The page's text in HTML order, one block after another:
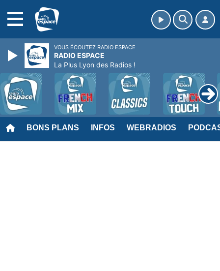
BONS PLANS INFOS WEBRADIOS
VOUS ÉCOUTEZ RADIO ESPACE
RADIO ESPACE
La Plus Lyon des Radios !